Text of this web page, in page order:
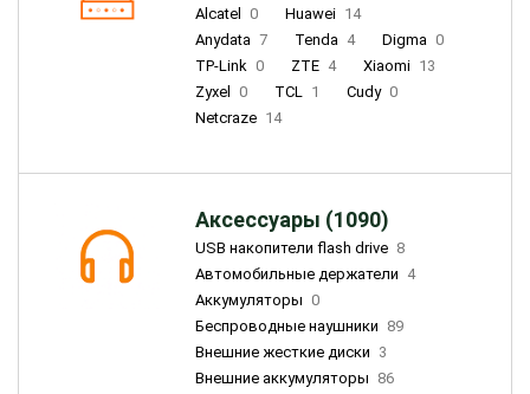
Alcatel 0 Huawei 14
Anydata 7 Tenda 4 Digma 0
TP-Link 0 ZTE 4 Xiaomi 13
Zyxel
0 TCL 1 Cudy 0
Netcraze 14
Аксессуары (1090)
USB накопители flash drive 8
Автомобильные держатели 4
Аккумуляторы 0
Беспроводные наушники 89
Внешние жесткие диски 3
Внешние аккумуляторы 86